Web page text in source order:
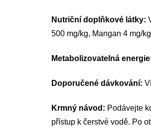
Nutriční doplňkové látky:
500 mg/kg, Mangan 4 mg/
Metabolizovatelná
Doporučené dávkování:
Krmný návod: Podávejte
přístup k čerstvé vodě. Po